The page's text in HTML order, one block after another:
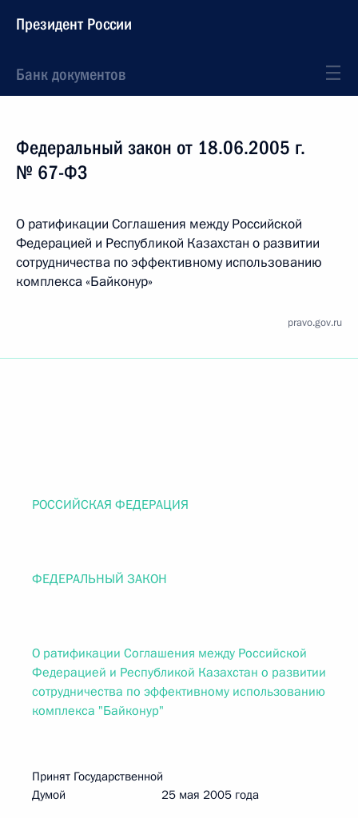
Президент России
Банк документов
Федеральный закон от 18.06.2005 г.
№ 67-ФЗ
О ратификации Соглашения между Российской
Федерацией и Республикой Казахстан о развитии
сотрудничества по эффективному использованию
комплекса «Байконур»
pravo.gov.ru
РОССИЙСКАЯ ФЕДЕРАЦИЯ
ФЕДЕРАЛЬНЫЙ ЗАКОН
О ратификации Соглашения между Российской
Федерацией и Республикой Казахстан о развитии
сотрудничества по эффективному использованию
комплекса "Байконур"
Принят Государственной
Думой 25 мая 2005 года